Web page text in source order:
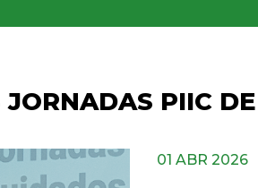
PIIC
01 ABR 2026